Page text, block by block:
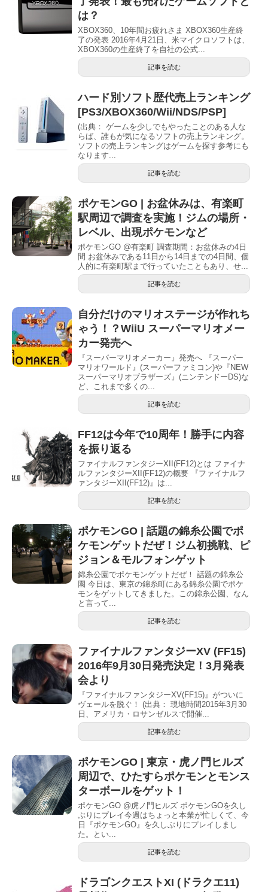
は？
XBOX360、10年間お疲れさま XBOX360生産終
了の発表 2016年4月21日、米マイクロソフトは、
XBOX360の生産終了を自社の公式...
記事を読む
ハード別ソフト歴代売上ランキング
[PS3/XBOX360/Wii/NDS/PSP]
(出典： ゲームを少しでもやったことのある人な
らば、誰もが気になるソフトの売上ランキング。
ソフトの売上ランキングはゲームを探す参考にも
なります...
記事を読む
ポケモンGO | お盆休みは、有楽町
駅周辺で調査を実施！ジムの場所・
レベル、出現ポケモンなど
ポケモンGO @有楽町 調査期間：お盆休みの4日
間 お盆休みである11日から14日までの4日間、個
人的に有楽町駅まで行っていたこともあり、せ...
記事を読む
自分だけのマリオステージが作れち
ゃう！？WiiU スーパーマリオメー
カー発売へ
『スーパーマリオメーカー』発売へ 『スーパー
マリオワールド』(スーパーファミコン)や『NEW
スーパーマリオブラザーズ』(ニンテンドーDS)な
ど、これまで多くの...
記事を読む
FF12は今年で10周年！勝手に内容
を振り返る
ファイナルファンタジーXII(FF12)とは ファイナ
ルファンタジーXII(FF12)の概要 『ファイナルフ
ァンタジーXII(FF12)』は...
記事を読む
ポケモンGO | 話題の錦糸公園でポ
ケモンゲットだぜ！ジム初挑戦、ピ
ジョン＆モルフォンゲット
錦糸公園でポケモンゲットだぜ！ 話題の錦糸公
園 今日は、東京の錦糸町にある錦糸公園でポケ
モンをゲットしてきました。この錦糸公園、なん
と言って...
記事を読む
ファイナルファンタジーXV (FF15)
2016年9月30日発売決定！3月発表
会より
『ファイナルファンタジーXV(FF15)』がついに
ヴェールを脱ぐ！ (出典： 現地時間2015年3月30
日、アメリカ・ロサンゼルスで開催...
記事を読む
ポケモンGO | 東京・虎ノ門ヒルズ
周辺で、ひたすらポケモンとモンス
ターボールをゲット！
ポケモンGO @虎ノ門ヒルズ ポケモンGOを久し
ぶりにプレイ今週はちょっと本業が忙しくて、今
日『ポケモンGO』を久しぶりにプレイしまし
た。とい...
記事を読む
ドラゴンクエストXI (ドラクエ11)